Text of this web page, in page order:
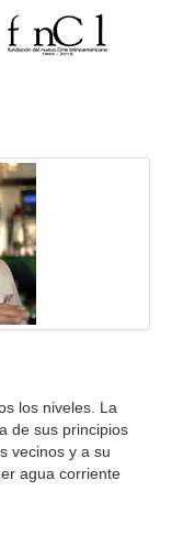
los niveles. La
de sus principios
vecinos y a su
agua corriente